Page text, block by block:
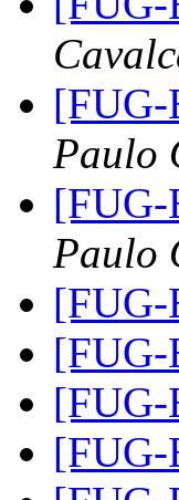
[FUG-
Paulo
[FUG-
Paulo
[FUG-
[FUG-
[FUG-